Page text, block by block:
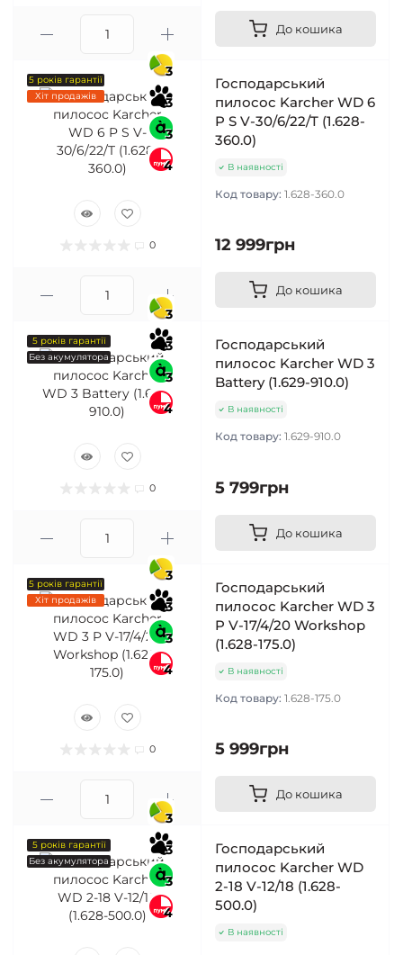
До кошика
5 років гарантії
Хіт продажів
3
3
3
4
0
Господарський
пилосос Karcher WD 6
P S V-30/6/22/T (1.628-
360.0)
В наявності
Код товару: 1.628-360.0
12 999грн
До кошика
5 років гарантії
Без акумулятора
3
3
3
4
0
Господарський
пилосос Karcher WD 3
Battery (1.629-910.0)
В наявності
Код товару: 1.629-910.0
5 799грн
До кошика
5 років гарантії
Хіт продажів
3
3
3
4
0
Господарський
пилосос Karcher WD 3
P V-17/4/20 Workshop
(1.628-175.0)
В наявності
Код товару: 1.628-175.0
5 999грн
До кошика
5 років гарантії
Без акумулятора
3
3
3
4
Господарський
пилосос Karcher WD
2-18 V-12/18 (1.628-
500.0)
В наявності